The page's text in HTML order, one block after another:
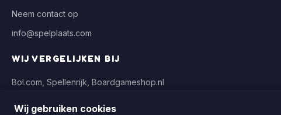
Neem contact op
info@spelplaats.com
WIJ VERGELIJKEN BIJ
Bol.com, Spellenrijk, Boardgameshop.nl
Wij gebruiken cookies